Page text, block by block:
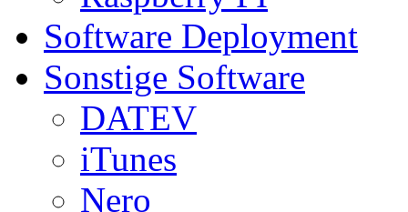
Software Deployment
Sonstige Software
DATEV
iTunes
Nero